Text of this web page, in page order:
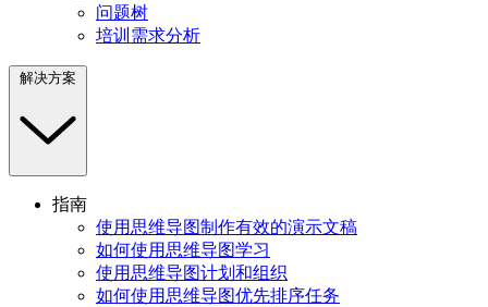
问题树
培训需求分析
解决方案
指南
使用思维导图制作有效的演示文稿
如何使用思维导图学习
使用思维导图计划和组织
如何使用思维导图优先排序任务